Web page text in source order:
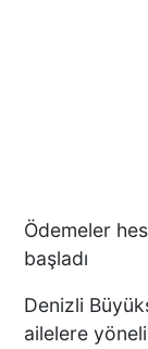
Ödemeler
başladı
Denizli
ailelere